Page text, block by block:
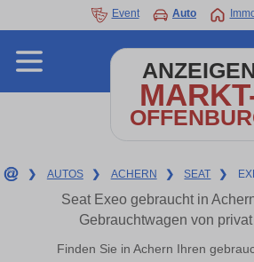
Event Auto
❯ AUTOS ❯ ACHERN ❯ SEAT ❯
Seat Exeo gebraucht in
Gebrauchtwagen von
Finden Sie in Achern Ihren